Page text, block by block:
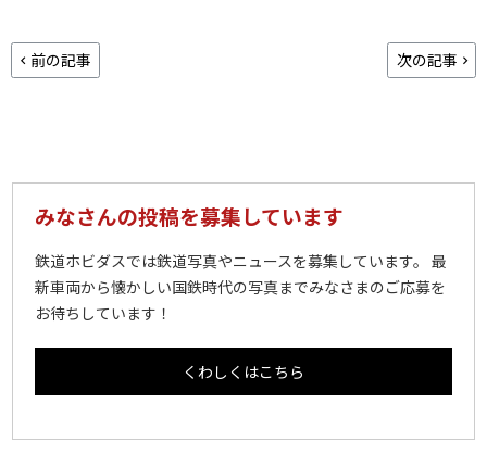
前の記事 次の記事
みなさんの投稿を募集しています
鉄道ホビダスでは鉄道写真やニュースを募集しています。 最
新車両から懐かしい国鉄時代の写真までみなさまのご応募を
お待ちしています！
くわしくはこちら